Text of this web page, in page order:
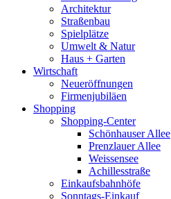
Architektur
Straßenbau
Spielplätze
Umwelt & Natur
Haus + Garten
Wirtschaft
Neueröffnungen
Firmenjubiläen
Shopping
Shopping-Center
Schönhauser Allee
Prenzlauer Allee
Weissensee
Achillesstraße
Einkaufsbahnhöfe
Sonntags-Einkauf